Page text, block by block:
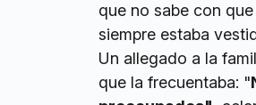
que no sabe con
siempre estaba
Un allegado a la
que la frecuentaba: "